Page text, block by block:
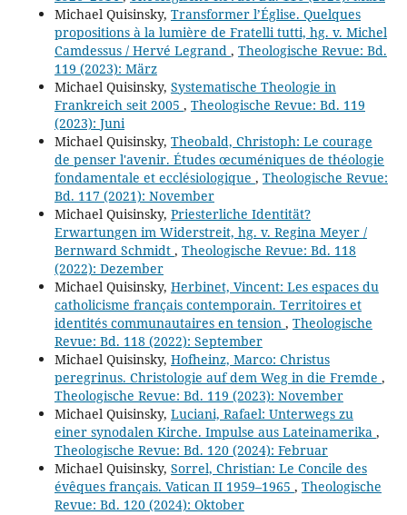
Michael Quisinsky, Transformer l’Église. Quelques
propositions à la lumière de Fratelli tutti, hg. v. Michel
Camdessus / Hervé Legrand , Theologische Revue: Bd.
119 (2023): März
Michael Quisinsky, Systematische Theologie in
Frankreich seit 2005 , Theologische Revue: Bd. 119
(2023): Juni
Michael Quisinsky, Theobald, Christoph: Le courage
de penser l'avenir. Études œcuméniques de théologie
fondamentale et ecclésiologique , Theologische Revue:
Bd. 117 (2021): November
Michael Quisinsky, Priesterliche Identität?
Erwartungen im Widerstreit, hg. v. Regina Meyer /
Bernward Schmidt , Theologische Revue: Bd. 118
(2022): Dezember
Michael Quisinsky, Herbinet, Vincent: Les espaces du
catholicisme français contemporain. Territoires et
identités communautaires en tension , Theologische
Revue: Bd. 118 (2022): September
Michael Quisinsky, Hofheinz, Marco: Christus
peregrinus. Christologie auf dem Weg in die Fremde ,
Theologische Revue: Bd. 119 (2023): November
Michael Quisinsky, Luciani, Rafael: Unterwegs zu
einer synodalen Kirche. Impulse aus Lateinamerika ,
Theologische Revue: Bd. 120 (2024): Februar
Michael Quisinsky, Sorrel, Christian: Le Concile des
évêques français. Vatican II 1959–1965 , Theologische
Revue: Bd. 120 (2024): Oktober